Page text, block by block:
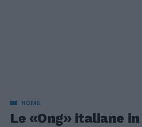
HOME
Le «Ong» italiane